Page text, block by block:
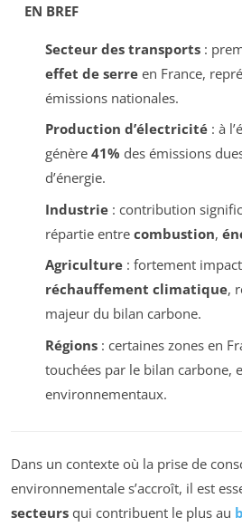
EN BREF
Secteur des transports:
effet de serreen France,
émissions nationales.
Production d’électricité: à
génère 41% des émissions
d’énergie.
Industrie: contribution
répartie entre combustion,
Agriculture: fortement
réchauffement climatique,
majeur du bilan carbone.
Régions: certaines zones en
touchées par le bilan carbone,
environnementaux.
Dans un contexte où la prise de
environnementale s’accroît, il est
secteurs qui contribuent le plus au